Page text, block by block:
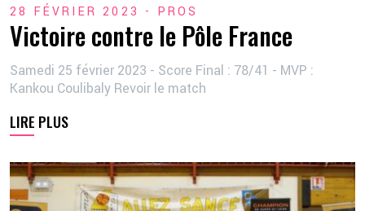
28 FÉVRIER 2023 - PROS
Victoire contre le Pôle France
Samedi 25 février 2023 - Score Final : 78/41 - MVP :
Kankou Coulibaly Revoir le match
LIRE PLUS